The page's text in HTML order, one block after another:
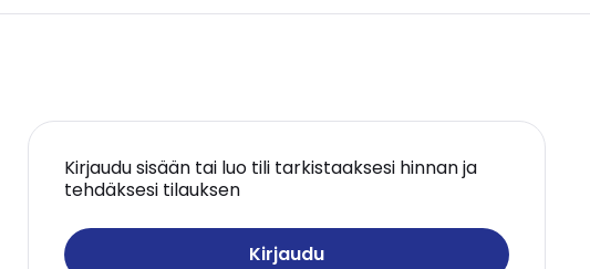
Kirjaudu sisään tai luo tili tarkistaaksesi hinnan ja
tehdäksesi tilauksen
Kirjaudu